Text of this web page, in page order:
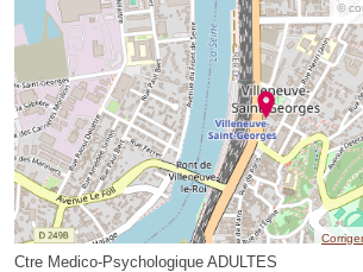
©
Ctre Medico-Psychologique ADULTES